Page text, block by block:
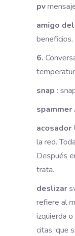
pv
amigo
beneficios.
6.
snap :
spammer
acosador
la red.
Después
trata.
deslizar
refiere al
izquierda
citas, que